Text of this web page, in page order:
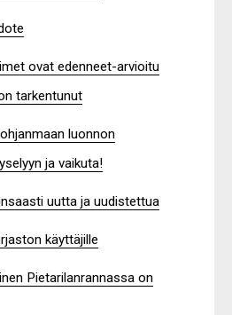
ovat edenneet-arvioitu
tarkentunut
luonnon
ja vaikuta!
uutta ja uudistettua
käyttäjille
Pietarilanrannassa on